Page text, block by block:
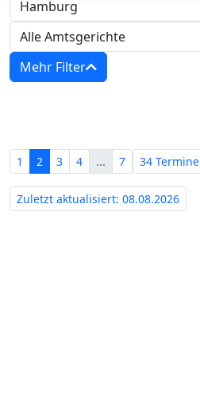
Mehr Filter
1 2 3 4 ... 7 34 Termine
Zuletzt aktualisiert: 08.08.2026